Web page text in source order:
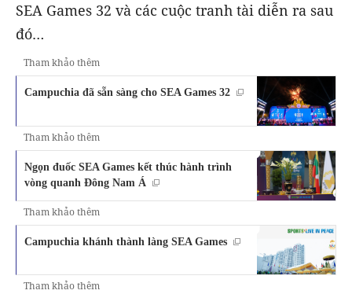
SEA Games 32 và các cuộc tranh tài diễn ra sau
đó…
Tham khảo thêm
Campuchia đã sẵn sàng cho SEA Games 32
Tham khảo thêm
Ngọn đuốc SEA Games kết thúc hành trình
vòng quanh Đông Nam Á
Tham khảo thêm
Campuchia khánh thành làng SEA Games
Tham khảo thêm